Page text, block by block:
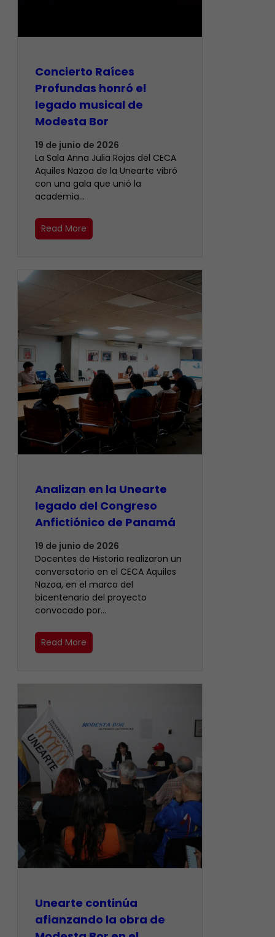
​Concierto Raíces
Profundas honró el
legado musical de
Modesta Bor
19 de junio de 2026
La Sala Anna Julia Rojas del CECA
Aquiles Nazoa de la Unearte vibró
con una gala que unió la
academia…
Read More
Analizan en la Unearte
legado del Congreso
Anfictiónico de Panamá
19 de junio de 2026
Docentes de Historia realizaron un
conversatorio en el CECA Aquiles
Nazoa, en el marco del
bicentenario del proyecto
convocado por…
Read More
Unearte continúa
afianzando la obra de